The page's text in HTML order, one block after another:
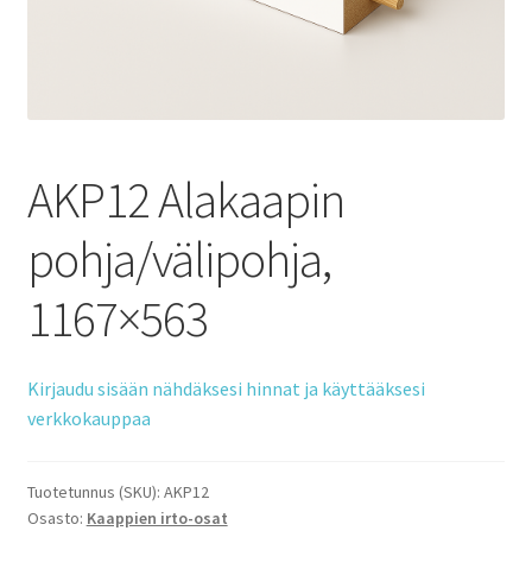
AKP12 Alakaapin
pohja/välipohja,
1167×563
Kirjaudu sisään nähdäksesi hinnat ja käyttääksesi
verkkokauppaa
Tuotetunnus (SKU): AKP12
Osasto: Kaappien irto-osat